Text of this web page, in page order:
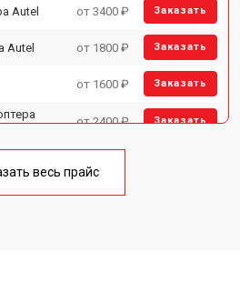
Autel от 3400 ₽ Заказать
Autel от 1800 ₽ Заказать
от 1600 ₽ Заказать
от 2400 ₽ Заказать
от 3500 ₽
весь прайс